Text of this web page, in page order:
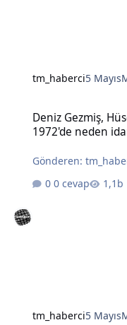
tm_haberci5 Mayıs
Deniz Gezmiş,
1972'de neden
Gönderen:
0 cevap
tm_haberci5 Mayıs